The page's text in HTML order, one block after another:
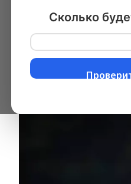
Груша
Сколько